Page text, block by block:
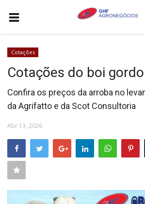
AGRONEGÓCIOS
LEILÕES
FEIRAS E EVENTOS
COMO ANUNCIAR
COLUNISTA
QUEM SOMOS
Cotações
Cotações do boi gordo
Confira os preços da arroba no
da Agrifatto e da Scot Consultoria
Abr 13, 2026